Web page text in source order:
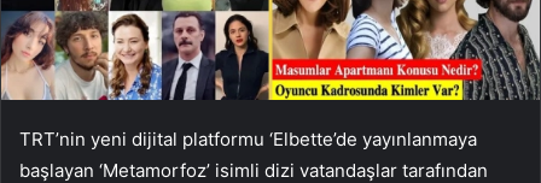
TRT’nin yeni dijital platformu ‘Elbette’de yayınlanmaya
başlayan ‘Metamorfoz’ isimli dizi vatandaşlar tarafından